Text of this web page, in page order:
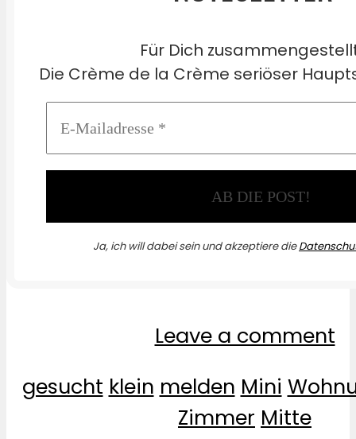
Für Dich
Die Crème de la Crème seriöser
Ja, ich will dabei sein und akzeptiere die
Leave a comment
gesucht klein melden Mini
Zimmer Mitte